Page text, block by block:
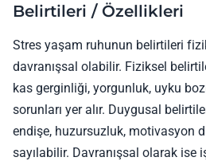
Belirtileri / Özellikleri
Stres yaşam ruhunun belirtileri
davranışsal olabilir. Fiziksel
kas gerginliği, yorgunluk, uyku
sorunları yer alır. Duygusal
endişe, huzursuzluk, motivasyon
sayılabilir. Davranışsal olarak ise